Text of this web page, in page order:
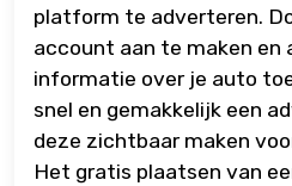
platform te adverteren.
account aan te maken en
informatie over je auto
snel en gemakkelijk een
deze zichtbaar maken
Het gratis plaatsen van